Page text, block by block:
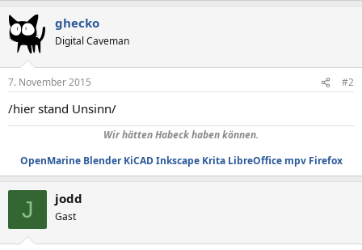
ghecko
Digital Caveman
7. November 2015 #2
/hier stand Unsinn/
Wir hätten Habeck haben können.
OpenMarine Blender KiCAD Inkscape Krita LibreOffice mpv Firefox
J jodd
Gast